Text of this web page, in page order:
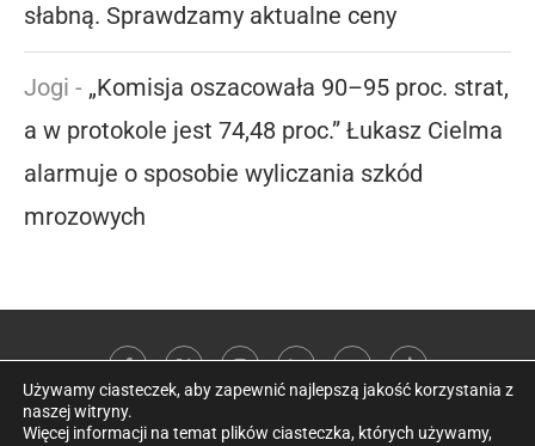
słabną. Sprawdzamy aktualne ceny
Jogi - „Komisja oszacowała 90–95 proc. strat,
a w protokole jest 74,48 proc.” Łukasz Cielma
alarmuje o sposobie wyliczania szkód
mrozowych
Używamy ciasteczek, aby zapewnić najlepszą jakość korzystania z
naszej witryny.
Więcej informacji na temat plików ciasteczka, których używamy,